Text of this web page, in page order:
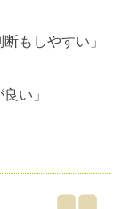
もしやすい」
い」